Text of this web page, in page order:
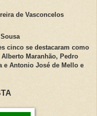
de Vasconcelos
cinco se destacaram como
Maranhão, Pedro
e Antonio José de Mello e